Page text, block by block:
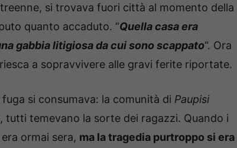
si trovava fuori città al momento della
quanto accaduto. “Quella casa era
gabbia litigiosa da cui sono scappato“. Ora
a sopravvivere alle gravi ferite riportate.
si consumava: la comunità di Paupisi
temevano la sorte dei ragazzi. Quando i
ormai sera, ma la tragedia purtroppo si era